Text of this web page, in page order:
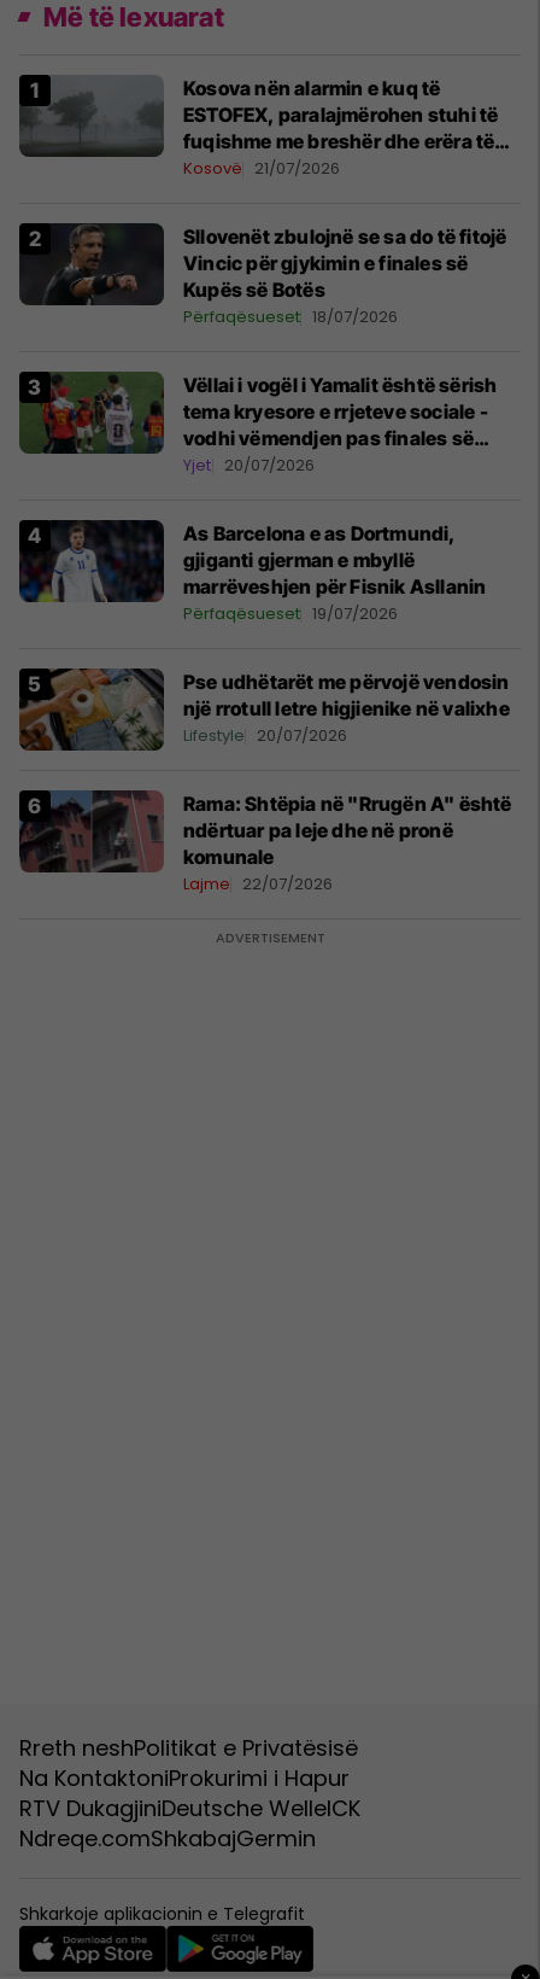
Më të lexuarat
Kosova nën alarmin e kuq të
ESTOFEX, paralajmërohen stuhi të
fuqishme me breshër dhe erëra të
forta
Kosovë 21/07/2026
Sllovenët zbulojnë se sa do të fitojë
Vincic për gjykimin e finales së
Kupës së Botës
Përfaqësueset 18/07/2026
Vëllai i vogël i Yamalit është sërish
tema kryesore e rrjeteve sociale -
vodhi vëmendjen pas finales së
Kupës së Botës
Yjet 20/07/2026
As Barcelona e as Dortmundi,
gjiganti gjerman e mbyllë
marrëveshjen për Fisnik Asllanin
Përfaqësueset 19/07/2026
Pse udhëtarët me përvojë vendosin
një rrotull letre higjienike në valixhe
Lifestyle 20/07/2026
Rama: Shtëpia në "Rrugën A" është
ndërtuar pa leje dhe në pronë
komunale
Lajme 22/07/2026
Rreth neshPolitikat e Privatësisë
Na KontaktoniProkurimi i Hapur
RTV DukagjiniDeutsche WelleICK
Ndreqe.comShkabajGermin
Shkarkoje aplikacionin e Telegrafit